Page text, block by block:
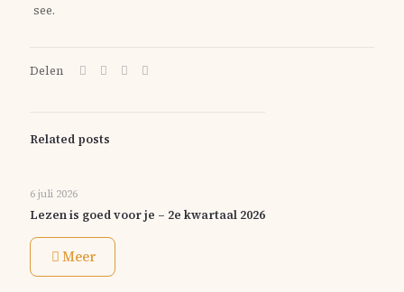
see.
Delen
Related posts
6 juli 2026
Lezen is goed voor je – 2e kwartaal 2026
Meer